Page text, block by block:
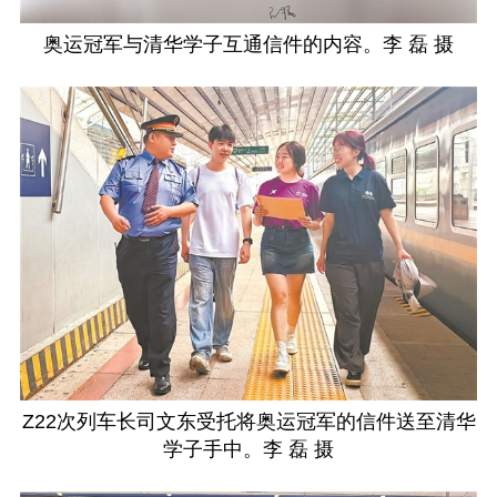
奥运冠军与清华学子互通信件的内容。李 磊 摄
Z22次列车长司文东受托将奥运冠军的信件送至清华
学子手中。李 磊 摄